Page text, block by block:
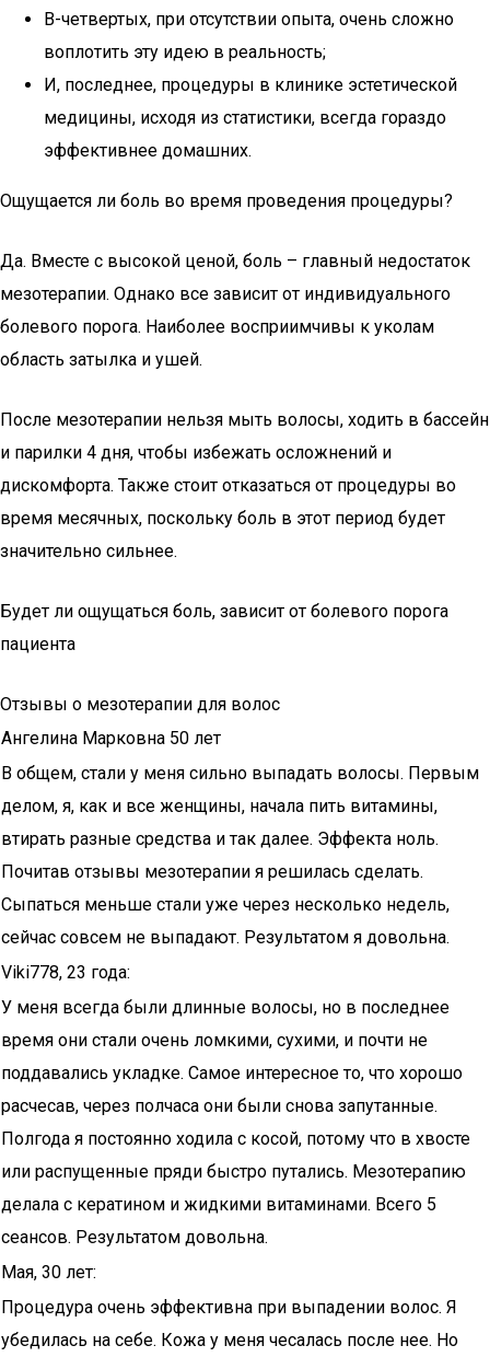
В-четвертых, при отсутствии опыта, очень сложно
воплотить эту идею в реальность;
И, последнее, процедуры в клинике эстетической
медицины, исходя из статистики, всегда гораздо
эффективнее домашних.
Ощущается ли боль во время проведения процедуры?
Да. Вместе с высокой ценой, боль – главный недостаток
мезотерапии. Однако все зависит от индивидуального
болевого порога. Наиболее восприимчивы к уколам
область затылка и ушей.
После мезотерапии нельзя мыть волосы, ходить в бассейн
и парилки 4 дня, чтобы избежать осложнений и
дискомфорта. Также стоит отказаться от процедуры во
время месячных, поскольку боль в этот период будет
значительно сильнее.
Будет ли ощущаться боль, зависит от болевого порога
пациента
Отзывы о мезотерапии для волос
Ангелина Марковна 50 лет
В общем, стали у меня сильно выпадать волосы. Первым
делом, я, как и все женщины, начала пить витамины,
втирать разные средства и так далее. Эффекта ноль.
Почитав отзывы мезотерапии я решилась сделать.
Сыпаться меньше стали уже через несколько недель,
сейчас совсем не выпадают. Результатом я довольна.
Viki778, 23 года:
У меня всегда были длинные волосы, но в последнее
время они стали очень ломкими, сухими, и почти не
поддавались укладке. Самое интересное то, что хорошо
расчесав, через полчаса они были снова запутанные.
Полгода я постоянно ходила с косой, потому что в хвосте
или распущенные пряди быстро путались. Мезотерапию
делала с кератином и жидкими витаминами. Всего 5
сеансов. Результатом довольна.
Мая, 30 лет:
Процедура очень эффективна при выпадении волос. Я
убедилась на себе. Кожа у меня чесалась после нее. Но